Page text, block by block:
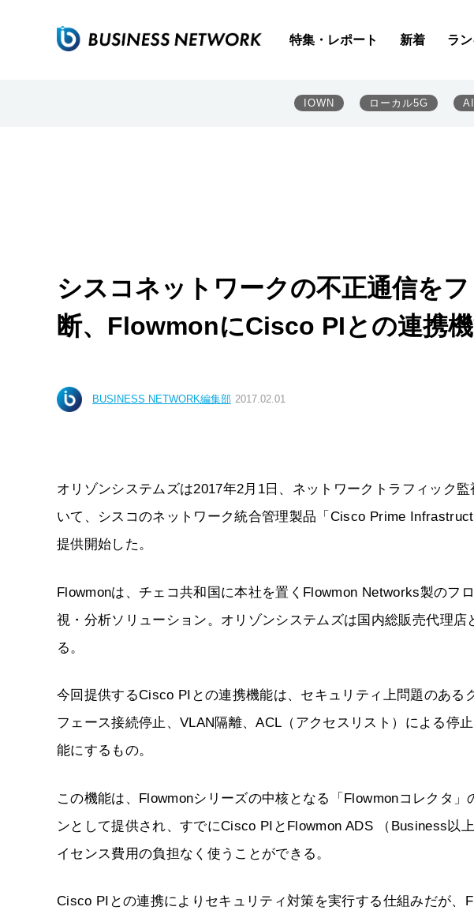
特集・レポート 新着 ラ
IOWN ローカル5G AI
シスコネットワークの不正通信を
断、FlowmonにCisco PIとの連携
BUSINESS NETWORK編集部 2017.02.01
オリゾンシステムズは2017年2月1日、ネットワークトラフィック
いて、シスコのネットワーク統合管理製品「Cisco Prime
提供開始した。
Flowmonは、チェコ共和国に本社を置くFlowmon Networks製のフ
視・分析ソリューション。オリゾンシステムズは国内総販売代理
る。
今回提供するCisco PIとの連携機能は、セキュリティ上問題のある
フェース接続停止、VLAN隔離、ACL（アクセスリスト）による停
能にするもの。
この機能は、Flowmonシリーズの中核となる「Flowmonコレクタ」
ンとして提供され、すでにCisco PIとFlowmon ADS （Business以
イセンス費用の負担なく使うことができる。
Cisco PIとの連携によりセキュリティ対策を実行する仕組みだが、